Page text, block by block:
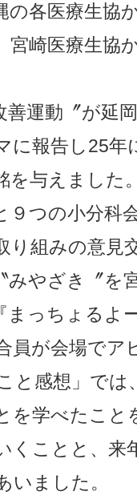
の各医療生協
宮崎医療生協
善運動〞が延
に報告し25年
を与えました
９つの小分科
り組みの意見
みやざき〞を
まっちょるよ
員が会場でア
と感想」では
を学べたこと
くことと、来
いました。